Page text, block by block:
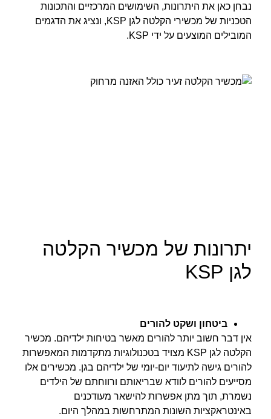
נבחן כאן את היתרונות, השימושים המרכזיים והתכונות
הטכניות של מכשירי הקלטה לגן KSP, ונציג את הדגמים
המובילים המוצעים על ידי KSP.
יתרונות של מכשיר הקלטה
לגן KSP
ביטחון ושקט להורים
אין דבר חשוב יותר להורים מאשר בטיחות ילדיהם. מכשיר
הקלטה לגן KSP מצויד בטכנולוגיות מתקדמות המאפשרות
להורים גישה לתיעוד יום-יומי של ילדיהם בגן. מכשירים אלו
מסייעים להורים לוודא שבריאותם ורווחתם של הילדים
נשמרת, תוך מתן אפשרות להישאר מעודכנים
באינטראקציות השונות המתרחשות במהלך היום.